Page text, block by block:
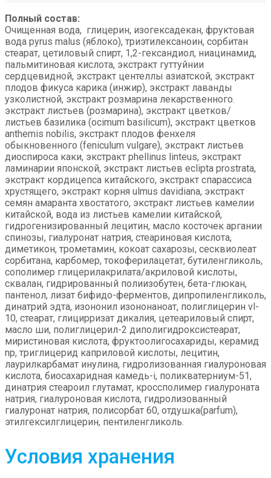
Полный состав:
Очищенная вода, глицерин, изогексадекан, фруктовая
вода pyrus malus (яблоко), триэтилексаноин, сорбитан
стеарат, цетиловый спирт, 1,2-гександиол, ниацинамид,
пальмитиновая кислота, экстракт гуттуйнии
сердцевидной, экстракт центеллы азиатской, экстракт
плодов фикуса карика (инжир), экстракт лаванды
узколистной, экстракт розмарина лекарственного.
экстракт листьев (розмарина), экстракт цветков/
листьев базилика (ocimum basilicum), экстракт цветков
anthemis nobilis, экстракт плодов фенхеля
обыкновенного (feniculum vulgare), экстракт листьев
диоспироса каки, экстракт phellinus linteus, экстракт
ламинарии японской, экстракт листьев eclipta prostrata,
экстракт кордицепса китайского, экстракт спарассиса
хрустящего, экстракт корня ulmus davidiana, экстракт
семян амаранта хвостатого, экстракт листьев камелии
китайской, вода из листьев камелии китайской,
гидрогенизированный лецитин, масло косточек аргании
спинозы, гиалуронат натрия, стеариновая кислота,
диметикон, трометамин, кокоат сахарозы, сесквиолеат
сорбитана, карбомер, токоферилацетат, бутиленгликоль,
сополимер глицерилакрилата/акриловой кислоты,
сквалан, гидрированный полиизобутен, бета-глюкан,
пантенол, лизат бифидо-ферментов, дипропиленгликоль,
динатрий эдта, изононил изононаноат, полиглицерин vl-
10, стеарат, глицирризат дикалия, цетеариловый спирт,
масло ши, полиглицерил-2 диполигидроксистеарат,
миристиновая кислота, фруктоолигосахариды, керамид
np, триглицерид каприловой кислоты, лецитин,
лаурилкарбамат инулина, гидролизованная гиалуроновая
кислота, биосахаридная камедь-i, поликватерниум-51,
динатрия стеароил глутамат, кроссполимер гиалуроната
натрия, гиалуроновая кислота, гидролизованный
гиалуронат натрия, полисорбат 60, отдушка(parfum),
этилгексилглицерин, пентиленгликоль.
Условия хранения